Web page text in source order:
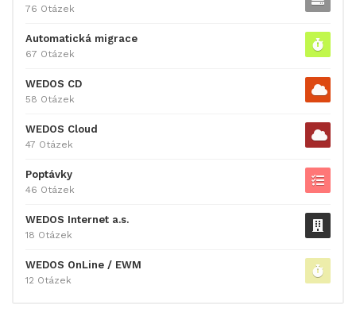
76 Otázek
Automatická migrace
67 Otázek
WEDOS CD
58 Otázek
WEDOS Cloud
47 Otázek
Poptávky
46 Otázek
WEDOS Internet a.s.
18 Otázek
WEDOS OnLine / EWM
12 Otázek